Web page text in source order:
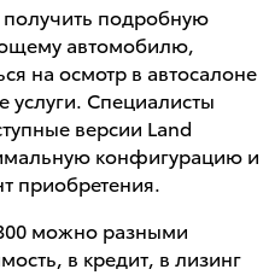
подробную
автомобилю,
на осмотр в автосалоне
услуги. Специалисты
версии Land
конфигурацию и
приобретения.
можно разными
в кредит, в лизинг